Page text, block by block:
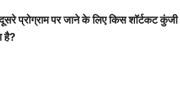
प्रोग्राम पर जाने के लिए किस शॉर्टकट कुंजी
है?